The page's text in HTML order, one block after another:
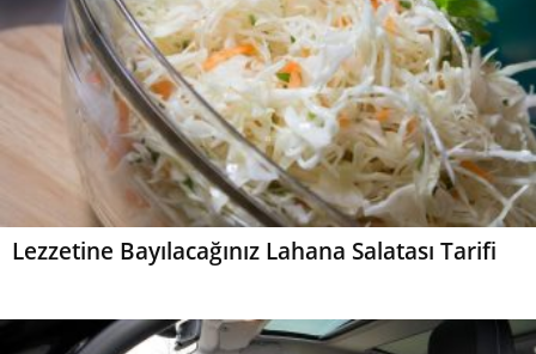
Lezzetine Bayılacağınız Lahana Salatası Tarifi